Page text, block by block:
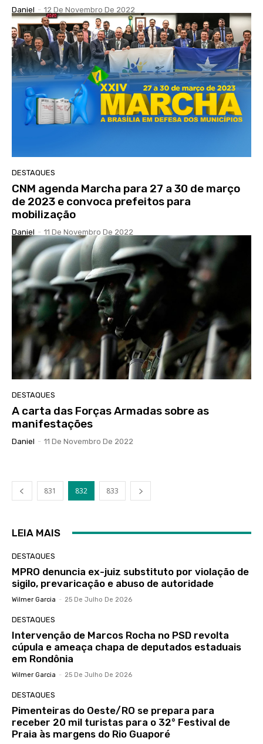
Daniel - 12 De Novembro De 2022
DESTAQUES
CNM agenda Marcha para 27 a 30 de março
de 2023 e convoca prefeitos para
mobilização
Daniel - 11 De Novembro De 2022
DESTAQUES
A carta das Forças Armadas sobre as
manifestações
Daniel - 11 De Novembro De 2022
831 832 833
LEIA MAIS
DESTAQUES
MPRO denuncia ex-juiz substituto por violação de
sigilo, prevaricação e abuso de autoridade
Wilmer Garcia - 25 De Julho De 2026
DESTAQUES
Intervenção de Marcos Rocha no PSD revolta
cúpula e ameaça chapa de deputados estaduais
em Rondônia
Wilmer Garcia - 25 De Julho De 2026
DESTAQUES
Pimenteiras do Oeste/RO se prepara para
receber 20 mil turistas para o 32° Festival de
Praia às margens do Rio Guaporé